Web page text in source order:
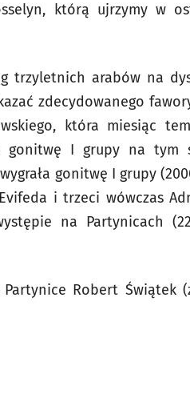
którą ujrzymy w
trzyletnich arabów na
zdecydowanego
która miesiąc
gonitwę I grupy na tym
gonitwę I grupy
i trzeci wówczas
na Partynicach
Robert Świątek